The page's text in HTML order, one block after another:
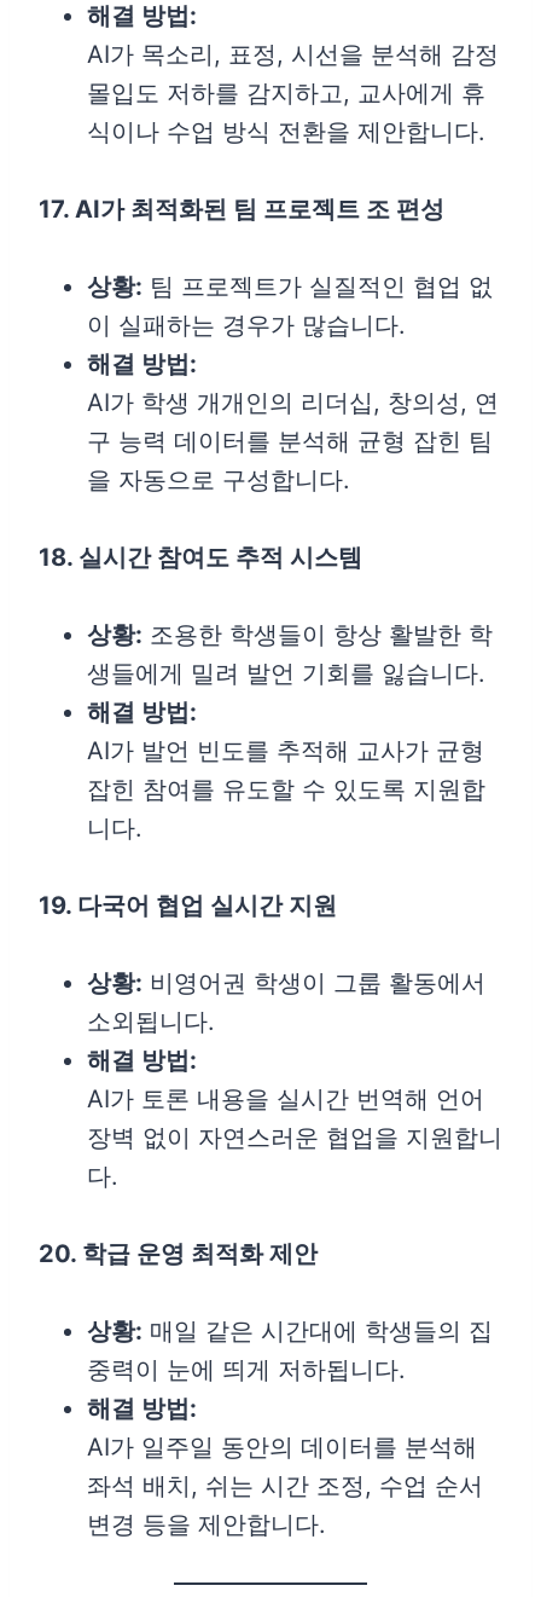
해결 방법:
AI가 목소리, 표정, 시선을 분석해 감정
몰입도 저하를 감지하고, 교사에게 휴
식이나 수업 방식 전환을 제안합니다.
17. AI가 최적화된 팀 프로젝트 조 편성
상황: 팀 프로젝트가 실질적인 협업 없
이 실패하는 경우가 많습니다.
해결 방법:
AI가 학생 개개인의 리더십, 창의성, 연
구 능력 데이터를 분석해 균형 잡힌 팀
을 자동으로 구성합니다.
18. 실시간 참여도 추적 시스템
상황: 조용한 학생들이 항상 활발한 학
생들에게 밀려 발언 기회를 잃습니다.
해결 방법:
AI가 발언 빈도를 추적해 교사가 균형
잡힌 참여를 유도할 수 있도록 지원합
니다.
19. 다국어 협업 실시간 지원
상황: 비영어권 학생이 그룹 활동에서
소외됩니다.
해결 방법:
AI가 토론 내용을 실시간 번역해 언어
장벽 없이 자연스러운 협업을 지원합니
다.
20. 학급 운영 최적화 제안
상황: 매일 같은 시간대에 학생들의 집
중력이 눈에 띄게 저하됩니다.
해결 방법:
AI가 일주일 동안의 데이터를 분석해
좌석 배치, 쉬는 시간 조정, 수업 순서
변경 등을 제안합니다.